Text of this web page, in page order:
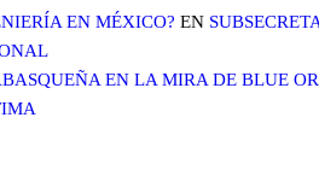
EN MÉXICO? EN
EN LA MIRA DE BLUE